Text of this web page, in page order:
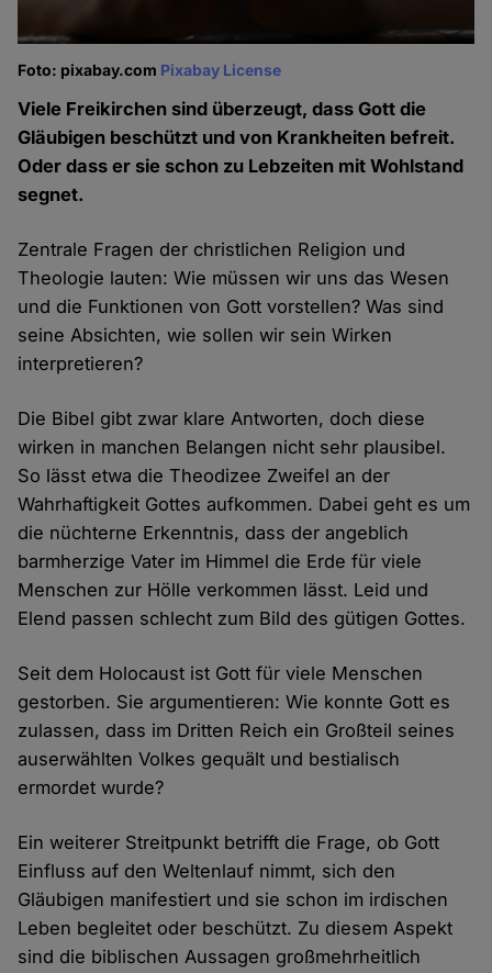
Foto: pixabay.com Pixabay License
Viele Freikirchen sind überzeugt, dass Gott die
Gläubigen beschützt und von Krankheiten befreit.
Oder dass er sie schon zu Lebzeiten mit Wohlstand
segnet.
Zentrale Fragen der christlichen Religion und
Theologie lauten: Wie müssen wir uns das Wesen
und die Funktionen von Gott vorstellen? Was sind
seine Absichten, wie sollen wir sein Wirken
interpretieren?
Die Bibel gibt zwar klare Antworten, doch diese
wirken in manchen Belangen nicht sehr plausibel.
So lässt etwa die Theodizee Zweifel an der
Wahrhaftigkeit Gottes aufkommen. Dabei geht es um
die nüchterne Erkenntnis, dass der angeblich
barmherzige Vater im Himmel die Erde für viele
Menschen zur Hölle verkommen lässt. Leid und
Elend passen schlecht zum Bild des gütigen Gottes.
Seit dem Holocaust ist Gott für viele Menschen
gestorben. Sie argumentieren: Wie konnte Gott es
zulassen, dass im Dritten Reich ein Großteil seines
auserwählten Volkes gequält und bestialisch
ermordet wurde?
Ein weiterer Streitpunkt betrifft die Frage, ob Gott
Einfluss auf den Weltenlauf nimmt, sich den
Gläubigen manifestiert und sie schon im irdischen
Leben begleitet oder beschützt. Zu diesem Aspekt
sind die biblischen Aussagen großmehrheitlich